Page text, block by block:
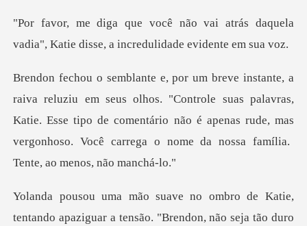
atrás daquela
vadia", Katie disse,
s. "Controle suas palavras,
Katie. Esse tipo de comentário não é apenas rude, mas
tão duro